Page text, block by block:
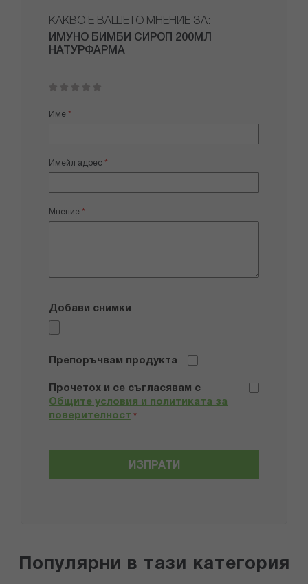
КАКВО Е ВАШЕТО МНЕНИЕ ЗА:
ИМУНО БИМБИ СИРОП 200МЛ
НАТУРФАРМА
star
stars
stars
stars
stars
Име
Имейл адрес
Мнение
Добави снимки
Препоръчвам продукта
Прочетох и се съгласявам с
Общите условия и политиката за
поверителност *
ИЗПРАТИ
Популярни в тази категория